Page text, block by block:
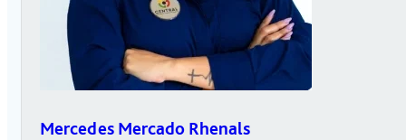
Mercedes Mercado Rhenals